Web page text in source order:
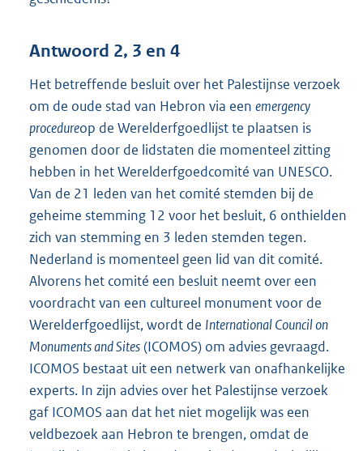
Antwoord 2, 3 en 4
Het betreffende besluit over het Palestijnse verzoek
om de oude stad van Hebron via een emergency
procedureop de Werelderfgoedlijst te plaatsen is
genomen door de lidstaten die momenteel zitting
hebben in het Werelderfgoedcomité van UNESCO.
Van de 21 leden van het comité stemden bij de
geheime stemming 12 voor het besluit, 6 onthielden
zich van stemming en 3 leden stemden tegen.
Nederland is momenteel geen lid van dit comité.
Alvorens het comité een besluit neemt over een
voordracht van een cultureel monument voor de
Werelderfgoedlijst, wordt de International Council on
Monuments and Sites(ICOMOS) om advies gevraagd.
ICOMOS bestaat uit een netwerk van onafhankelijke
experts. In zijn advies over het Palestijnse verzoek
gaf ICOMOS aan dat het niet mogelijk was een
veldbezoek aan Hebron te brengen, omdat de